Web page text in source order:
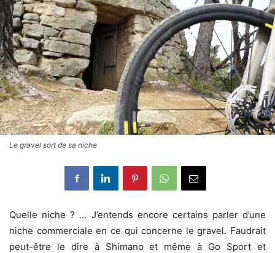
Le gravel sort de sa niche
Quelle niche ? … J’entends encore certains parler d’une
niche commerciale en ce qui concerne le gravel. Faudrait
peut-être le dire à Shimano et même à Go Sport et